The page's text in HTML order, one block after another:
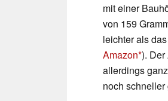
mit einer
von 159
leichter als
Amazon ).
allerdings
noch